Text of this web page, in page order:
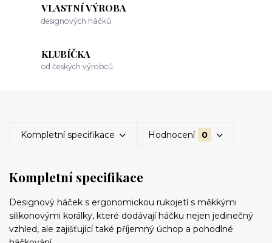
VLASTNÍ VÝROBA
designových háčků
KLUBÍČKA
od českých výrobců
Kompletní specifikace Hodnocení 0
Kompletní specifikace
Designový háček s ergonomickou rukojetí s měkkými
silikonovými korálky, které dodávají háčku nejen jedinečný
vzhled, ale zajišťující také příjemný úchop a pohodlné